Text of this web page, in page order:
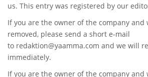
us. This entry was registered by our
If you are the owner of the company and
removed, please send a short e-mail
to redaktion@yaamma.com and we will
immediately.
If you are the owner of the company and